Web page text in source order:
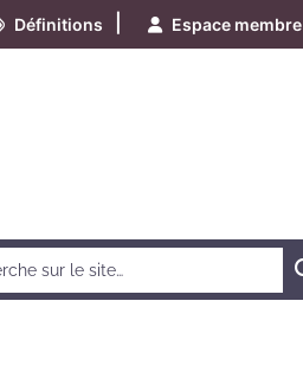
Définitions Espace membre